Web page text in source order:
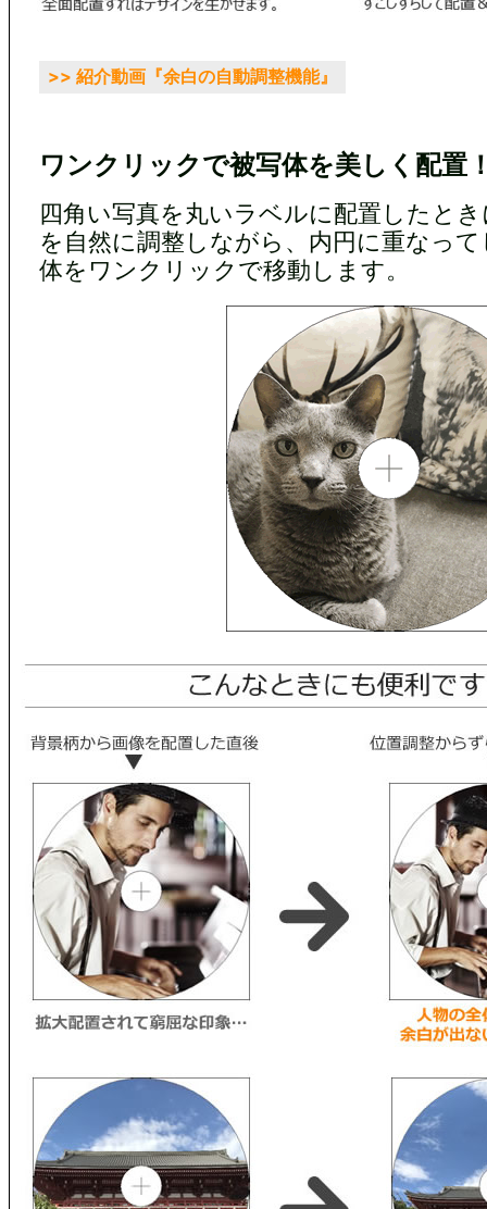
>> 紹介動画『余白の自動調整機能』
ワンクリックで被写体を美しく配置
四角い写真を丸いラベルに配置したと
を自然に調整しながら、内円に重なっ
体をワンクリックで移動します。